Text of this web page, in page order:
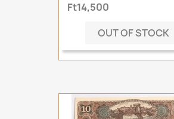
Ft14,500
OUT OF STOCK